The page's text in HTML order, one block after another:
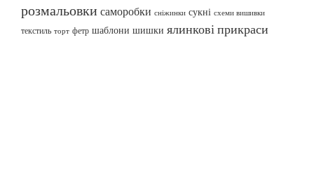
розмальовки саморобки сніжинки сукні схеми вишивки
текстиль торт фетр шаблони шишки ялинкові прикраси